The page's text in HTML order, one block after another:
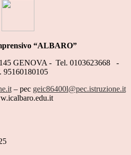
“ALBARO”
GENOVA - Tel. 0103623668
-
95160180105
– pec geic86400l@pec.istruzione.it
23.07.2025